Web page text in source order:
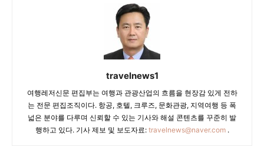
travelnews1
여행레저신문 편집부는 여행과 관광산업의 흐름을 현장감 있게 전하
는 전문 편집조직이다. 항공, 호텔, 크루즈, 문화관광, 지역여행 등 폭
넓은 분야를 다루며 신뢰할 수 있는 기사와 해설 콘텐츠를 꾸준히 발
행하고 있다. 기사 제보 및 보도자료: travelnews@naver.com.